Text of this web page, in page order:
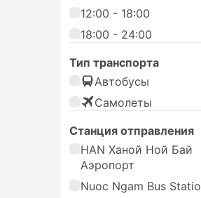
12:00 - 18:00
18:00 - 24:00
Тип транспорта
Автобусы
Самолеты
Станция отправления
HAN Ханой Ной Бай
Аэропорт
Nuoc Ngam Bus